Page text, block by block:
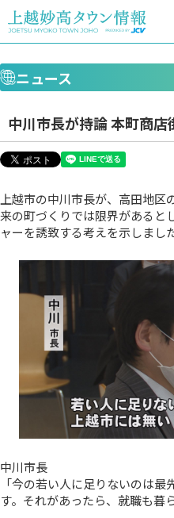
ニュース
中川市長が持論 本町商
上越市の中川市長が、高田地
来の町づくりでは限界があると
ャーを誘致する考えを示しまし
中川市長
「今の若い人に足りないのは
す。それがあったら、就職も暮